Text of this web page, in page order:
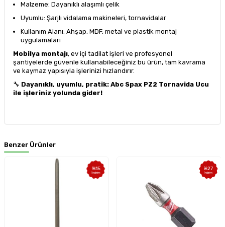
Malzeme: Dayanıklı alaşımlı çelik
Uyumlu: Şarjlı vidalama makineleri, tornavidalar
Kullanım Alanı: Ahşap, MDF, metal ve plastik montaj
uygulamaları
Mobilya montajı, ev içi tadilat işleri ve profesyonel
şantiyelerde güvenle kullanabileceğiniz bu ürün, tam kavrama
ve kaymaz yapısıyla işlerinizi hızlandırır.
🔧 Dayanıklı, uyumlu, pratik: Abc Spax PZ2 Tornavida Ucu
ile işleriniz yolunda gider!
Benzer Ürünler
%15
İndirim
%27
İndirim